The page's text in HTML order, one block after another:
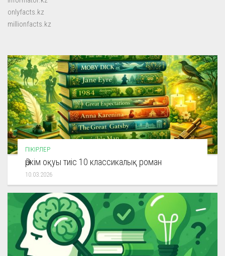
onlyfacts.kz
millionfacts.kz
ПІКІРЛЕР
Әркім оқуы тиіс 10 классикалық роман
10.03.2026